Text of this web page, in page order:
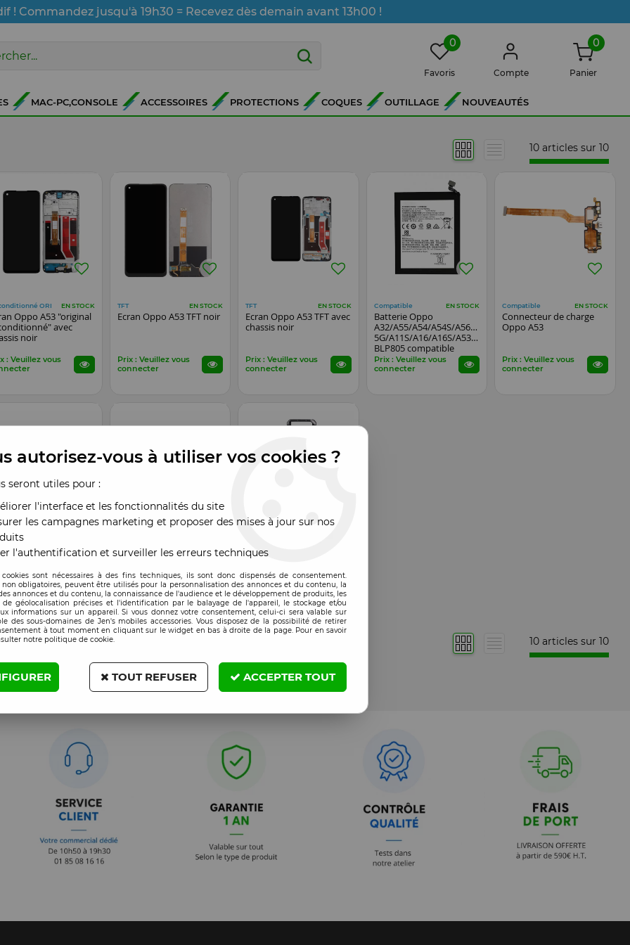
! Commandez jusqu'à 19h30 = Recevez dès demain avant 13h00 !
0
Favoris Compte
0
Panier
MAC-PC,CONSOLE ACCESSOIRES PROTECTIONS COQUES OUTILLAGE NOUVEAUTÉS
10 articles sur 10
ORI EN STOCK
Oppo A53 "original
avec
noir
: Veuillez vous
TFT EN STOCK
Ecran Oppo A53 TFT noir
Prix : Veuillez vous
connecter
TFT EN STOCK
Ecran Oppo A53 TFT avec
chassis noir
Prix : Veuillez vous
connecter
Compatible EN STOCK
Batterie Oppo
A32/A55/A54/A54S/A56/A93
5G/A11S/A16/A16S/A53/A53S
BLP805 compatible
Prix : Veuillez vous
connecter
Compatible EN STOCK
Connecteur de charge
Oppo A53
Prix : Veuillez vous
connecter
Photo arrière
Oppo A53
: Veuillez vous
Caméra-Photo avant
5MP Oppo A53
Prix : Veuillez vous
connecter
Prix : Veuillez vous
connecter
10 articles sur 10
autorisez-vous à utiliser vos cookies ?
seront utiles pour :
l'interface et les fonctionnalités du site
les campagnes marketing et proposer des mises à jour sur nos
l'authentification et surveiller les erreurs techniques
cookies sont nécessaires à des fins techniques, ils sont donc dispensés de consentement.
non obligatoires, peuvent être utilisés pour la personnalisation des annonces et du contenu, la
annonces et du contenu, la connaissance de l'audience et le développement de produits, les
de géolocalisation précises et l'identification par le balayage de l'appareil, le stockage et/ou
informations sur un appareil. Si vous donnez votre consentement, celui-ci sera valable sur
des sous-domaines de Jen's mobiles accessories. Vous disposez de la possibilité de retirer
à tout moment en cliquant sur le widget en bas à droite de la page. Pour en savoir
notre politique de cookie.
TOUT REFUSER ACCEPTER TOUT